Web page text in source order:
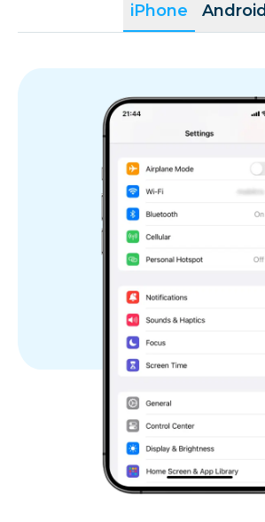
iPhone Android